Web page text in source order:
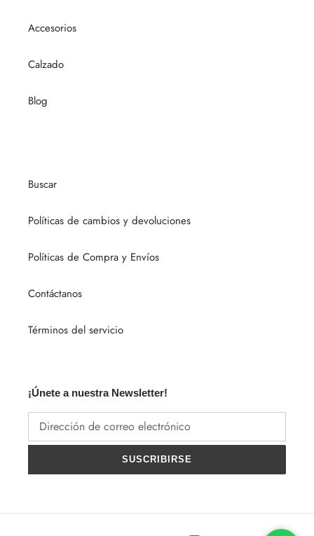
Accesorios
Calzado
Blog
Buscar
Políticas de cambios y devoluciones
Políticas de Compra y Envíos
Contáctanos
Términos del servicio
¡Únete a nuestra Newsletter!
SUSCRIBIRSE